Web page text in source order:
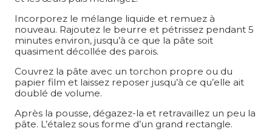
Incorporez le mélange liquide et remuez à
nouveau. Rajoutez le beurre et pétrissez pendant 5
minutes environ, jusqu’à ce que la pâte soit
quasiment décollée des parois.
Couvrez la pâte avec un torchon propre ou du
papier film et laissez reposer jusqu’à ce qu’elle ait
doublé de volume.
Après la pousse, dégazez-la et retravaillez un peu la
pâte. L’étalez sous forme d’un grand rectangle.